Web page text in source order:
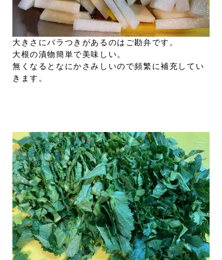
大きさにバラつきがあるのはご勘弁です。
大根の漬物簡単で美味しい。
無くなるとなにかさみしいので頻繁に補充してい
きます。